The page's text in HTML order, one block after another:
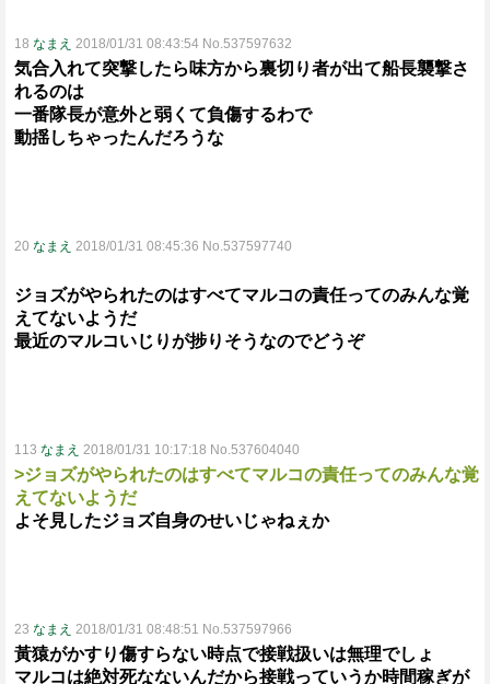
18 なまえ 2018/01/31 08:43:54 No.537597632
気合入れて突撃したら味方から裏切り者が出て船長襲撃さ
れるのは
一番隊長が意外と弱くて負傷するわで
動揺しちゃったんだろうな
20 なまえ 2018/01/31 08:45:36 No.537597740
ジョズがやられたのはすべてマルコの責任ってのみんな覚
えてないようだ
最近のマルコいじりが捗りそうなのでどうぞ
113 なまえ 2018/01/31 10:17:18 No.537604040
>ジョズがやられたのはすべてマルコの責任ってのみんな覚
えてないようだ
よそ見したジョズ自身のせいじゃねぇか
23 なまえ 2018/01/31 08:48:51 No.537597966
黃猿がかすり傷すらない時点で接戦扱いは無理でしょ
マルコは絶対死なないんだから接戦っていうか時間稼ぎが